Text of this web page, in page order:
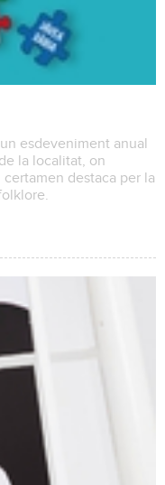
esdeveniment anual
la localitat, on
destaca per la